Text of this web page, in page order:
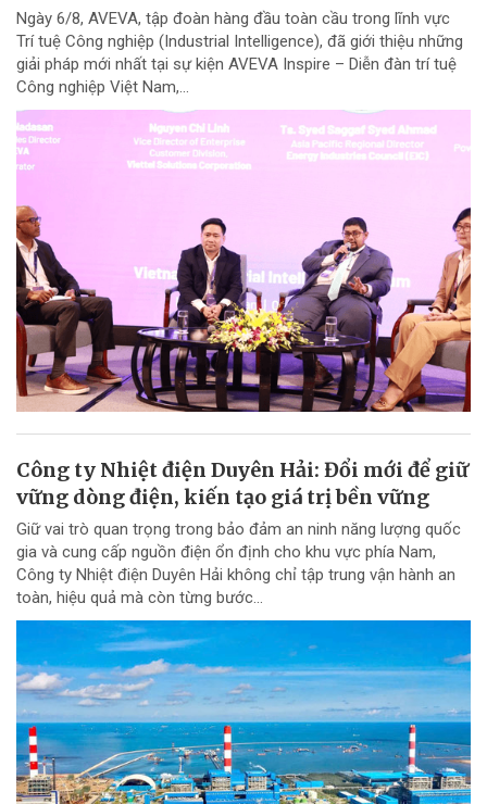
Ngày 6/8, AVEVA, tập đoàn hàng đầu toàn cầu trong lĩnh vực
Trí tuệ Công nghiệp (Industrial Intelligence), đã giới thiệu những
giải pháp mới nhất tại sự kiện AVEVA Inspire – Diễn đàn trí tuệ
Công nghiệp Việt Nam,...
Công ty Nhiệt điện Duyên Hải: Đổi mới để giữ
vững dòng điện, kiến tạo giá trị bền vững
Giữ vai trò quan trọng trong bảo đảm an ninh năng lượng quốc
gia và cung cấp nguồn điện ổn định cho khu vực phía Nam,
Công ty Nhiệt điện Duyên Hải không chỉ tập trung vận hành an
toàn, hiệu quả mà còn từng bước...